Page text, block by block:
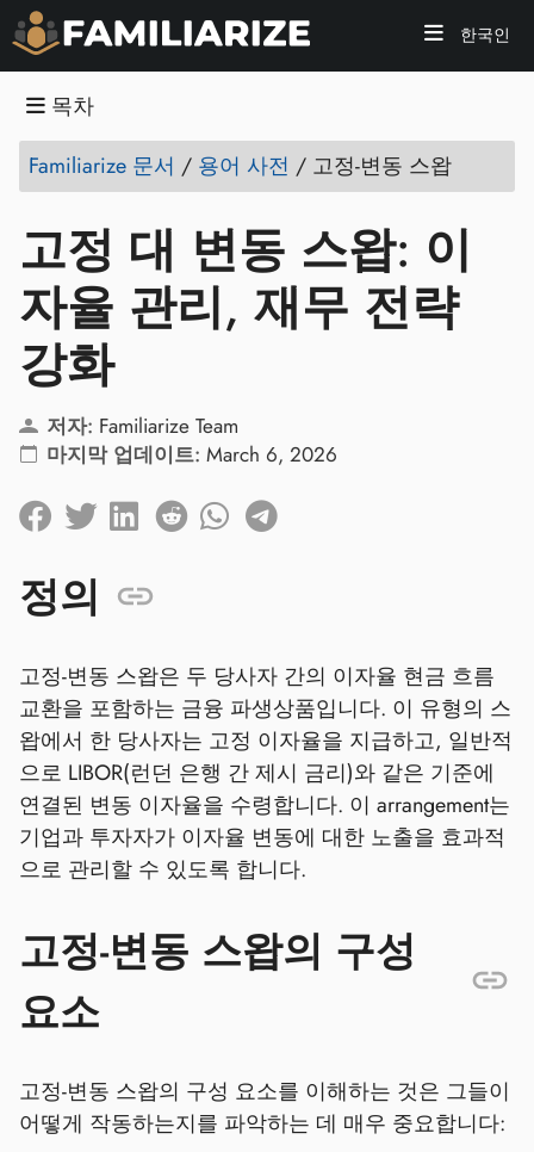
한국인
목차
Familiarize 문서 / 용어 사전 / 고정-변동 스왑
고정 대 변동 스왑: 이
자율 관리, 재무 전략
강화
저자: Familiarize Team
마지막 업데이트: March 6, 2026
정의
고정-변동 스왑은 두 당사자 간의 이자율 현금 흐름
교환을 포함하는 금융 파생상품입니다. 이 유형의 스
왑에서 한 당사자는 고정 이자율을 지급하고, 일반적
으로 LIBOR(런던 은행 간 제시 금리)와 같은 기준에
연결된 변동 이자율을 수령합니다. 이 arrangement는
기업과 투자자가 이자율 변동에 대한 노출을 효과적
으로 관리할 수 있도록 합니다.
고정-변동 스왑의 구성
요소
고정-변동 스왑의 구성 요소를 이해하는 것은 그들이
어떻게 작동하는지를 파악하는 데 매우 중요합니다: